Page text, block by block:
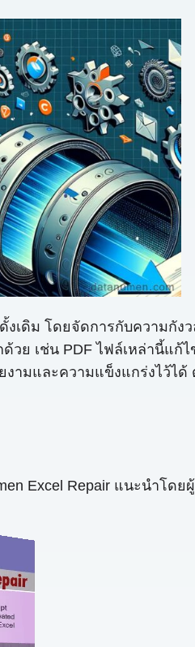
เดิม โดยจัดการกับความกัง
วย เช่น PDF ไฟล์เหล่านี้แก้
ามและความแข็งแกร่งไว้ไ
Excel Repair แนะนำโดย